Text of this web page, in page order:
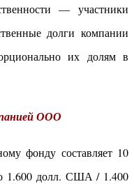
— участники
долги компании
их долям в
ООО
фонду составляет 10
1.600 долл. США / 1.400